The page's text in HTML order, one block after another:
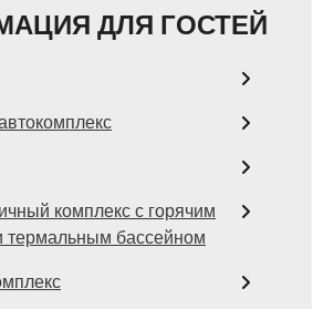
ДЛЯ ГОСТЕЙ
комплекс с горячим
термальным бассейном